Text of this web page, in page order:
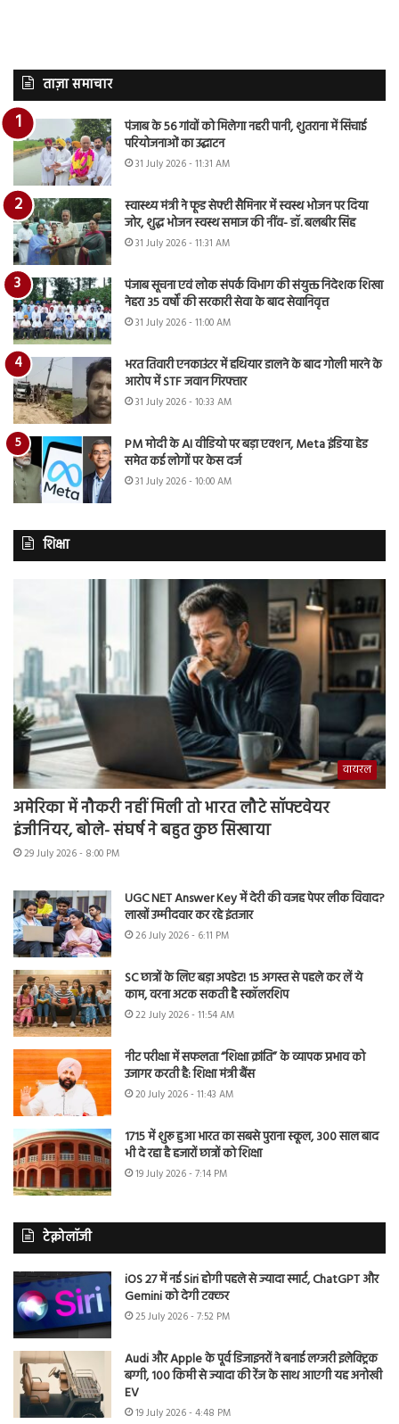
ताज़ा समाचार
पंजाब के 56 गांवों को मिलेगा नहरी पानी, शुतराना में सिंचाई
परियोजनाओं का उद्घाटन
31 July 2026 - 11:31 AM
स्वास्थ्य मंत्री ने फूड सेफ्टी सैमिनार में स्वस्थ भोजन पर दिया
जोर, शुद्ध भोजन स्वस्थ समाज की नींव- डॉ. बलबीर सिंह
31 July 2026 - 11:31 AM
पंजाब सूचना एवं लोक संपर्क विभाग की संयुक्त निदेशक शिखा
नेहरा 35 वर्षों की सरकारी सेवा के बाद सेवानिवृत्त
31 July 2026 - 11:00 AM
भरत तिवारी एनकाउंटर में हथियार डालने के बाद गोली मारने के
आरोप में STF जवान गिरफ्तार
31 July 2026 - 10:33 AM
PM मोदी के AI वीडियो पर बड़ा एक्शन, Meta इंडिया हेड
समेत कई लोगों पर केस दर्ज
31 July 2026 - 10:00 AM
शिक्षा
वायरल
अमेरिका में नौकरी नहीं मिली तो भारत लौटे सॉफ्टवेयर
इंजीनियर, बोले- संघर्ष ने बहुत कुछ सिखाया
29 July 2026 - 8:00 PM
UGC NET Answer Key में देरी की वजह पेपर लीक विवाद?
लाखों उम्मीदवार कर रहे इंतजार
26 July 2026 - 6:11 PM
SC छात्रों के लिए बड़ा अपडेट! 15 अगस्त से पहले कर लें ये
काम, वरना अटक सकती है स्कॉलरशिप
22 July 2026 - 11:54 AM
नीट परीक्षा में सफलता “शिक्षा क्रांति” के व्यापक प्रभाव को
उजागर करती है: शिक्षा मंत्री बैंस
20 July 2026 - 11:43 AM
1715 में शुरू हुआ भारत का सबसे पुराना स्कूल, 300 साल बाद
भी दे रहा है हजारों छात्रों को शिक्षा
19 July 2026 - 7:14 PM
टेक्नोलॉजी
iOS 27 में नई Siri होगी पहले से ज्यादा स्मार्ट, ChatGPT और
Gemini को देगी टक्कर
25 July 2026 - 7:52 PM
Audi और Apple के पूर्व डिजाइनरों ने बनाई लग्जरी इलेक्ट्रिक
बग्गी, 100 किमी से ज्यादा की रेंज के साथ आएगी यह अनोखी
EV
19 July 2026 - 4:48 PM